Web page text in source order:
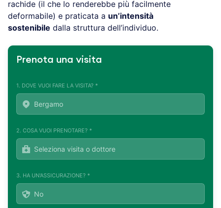
rachide (il che lo renderebbe più facilmente
deformabile) e praticata a un’intensità
sostenibile dalla struttura dell’individuo.
Prenota una visita
1. DOVE VUOI FARE LA VISITA? *
2. COSA VUOI PRENOTARE? *
3. HA UN'ASSICURAZIONE? *